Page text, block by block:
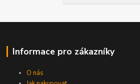
Informace pro zákazníky
O nás